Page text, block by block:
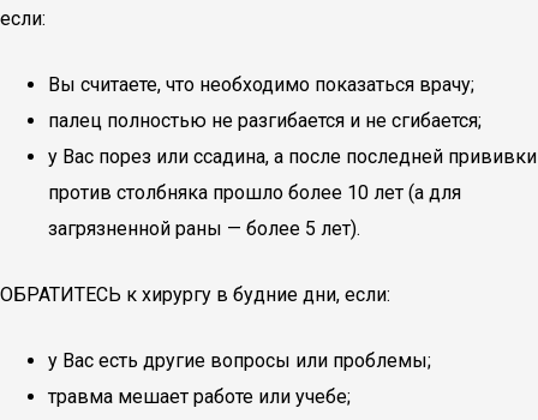
если:
Вы считаете, что необходимо показаться врачу;
палец полностью не разгибается и не сгибается;
у Вас порез или ссадина, а после последней прививки
против столбняка прошло более 10 лет (а для
загрязненной раны — более 5 лет).
ОБРАТИТЕСЬ к хирургу в будние дни, если:
у Вас есть другие вопросы или проблемы;
травма мешает работе или учебе;